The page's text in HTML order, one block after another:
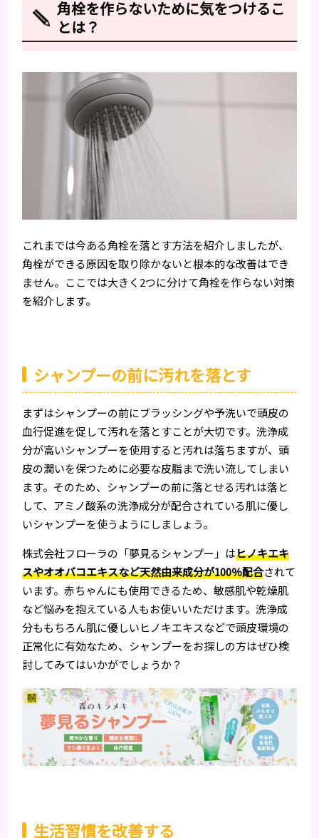
角栓を作らないために気をつけるこ
とは？
これまでは今ある角栓を落とす方法を紹介しましたが、
角栓ができる原因を取り除かないと根本的な改善はでき
ません。ここでは大きく2つに分けて角栓を作らない対策
を紹介します。
シャンプーの前に汚れを落とす
まずはシャンプーの前にブラッシングや予洗いで頭皮の
血行促進を促して汚れを落とすことが大切です。洗浄成
分が高いシャンプーを使用すると汚れは落ちますが、頭
皮の潤いを保つために必要な皮脂まで洗い流してしまい
ます。そのため、シャンプーの前に落とせる汚れは落と
して、アミノ酸系の洗浄成分が配合されている肌に優し
いシャンプーを使うようにしましょう。
株式会社フローラの「夢見るシャンプー」はヒノキエキ
スやオオバコエキスなど天然由来成分が100％配合されて
います。赤ちゃんにも使用できるため、敏感肌や乾燥肌
など悩みを抱えている人もお使いいただけます。洗浄成
分ももちろん肌に優しいヒノキエキスなどで頭皮環境の
正常化に有効なため、シャンプーをお探しの方はぜひ検
討してみてはいかがでしょうか？
生活習慣を改善する